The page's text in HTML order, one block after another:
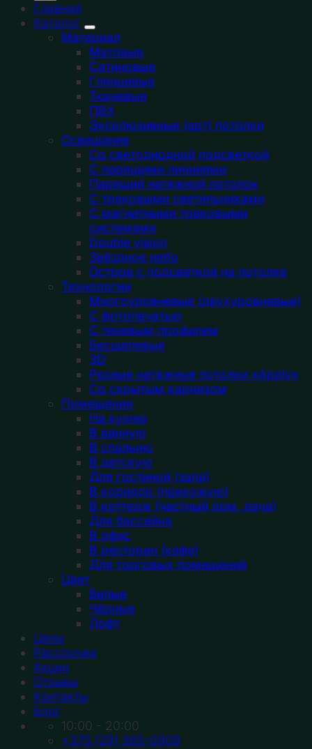
Главная
Каталог
Материал
Матовые
Сатиновые
Глянцевые
Тканевые
ПВХ
Эксклюзивные (арт) потолки
Освещение
Со светодиодной подсветкой
С парящими линииями
Парящий натяжной потолок
С трековыми светильниками
С магнитными трековыми
системами
Double vision
Звёздное небо
Остров с подсветкой на потолке
Технологии
Многоуровневые (двухуровневые)
С фотопечатью
С теневым профилем
Бесщелевые
3D
Резные натяжные потолки «Apply»
Со скрытым карнизом
Помещения
На кухню
В ванную
В спальню
В детскую
Для гостиной (зала)
В коридор (прихожую)
В коттедж (частный дом, дача)
Для бассейна
В офис
В ресторан (кафе)
Для торговых помещений
Цвет
Белые
Чёрные
Лофт
Цены
Рассрочка
Акции
Отзывы
Контакты
Блог
10:00 - 20:00
+375 (29) 365-0909